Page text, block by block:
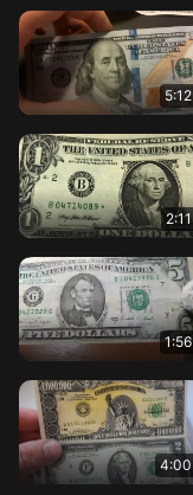
5:12
2:11
1:56
4:00